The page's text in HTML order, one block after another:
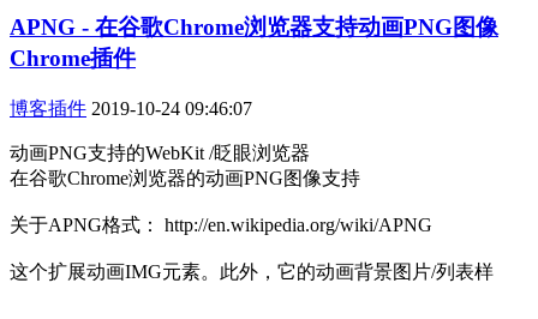
APNG - 在谷歌Chrome浏览器支持动画PNG图像
Chrome插件
博客插件 2019-10-24 09:46:07
动画PNG支持的WebKit /眨眼浏览器
在谷歌Chrome浏览器的动画PNG图像支持
关于APNG格式： http://en.wikipedia.org/wiki/APNG
这个扩展动画IMG元素。此外，它的动画背景图片/列表样